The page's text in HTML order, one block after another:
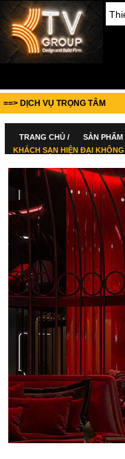
==> DỊCH VỤ TRỌNG TÂM
TRANG CHỦ / SẢN PHẨM
KHÁCH SẠN HIỆN ĐẠI